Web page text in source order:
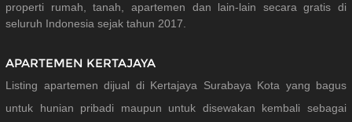
properti rumah, tanah, apartemen dan lain-lain secara gratis di
seluruh Indonesia sejak tahun 2017.
APARTEMEN KERTAJAYA
Listing apartemen dijual di Kertajaya Surabaya Kota yang bagus
untuk hunian pribadi maupun untuk disewakan kembali sebagai